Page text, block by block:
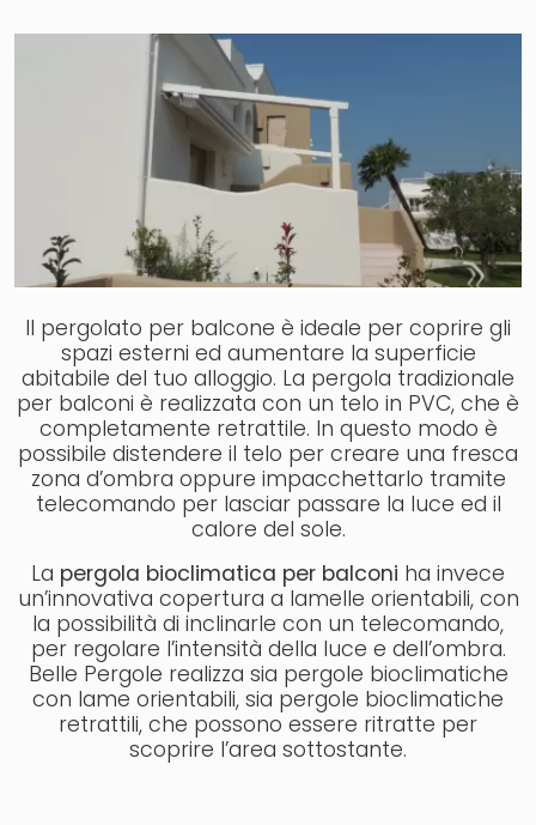
Il pergolato per balcone è ideale per coprire gli
spazi esterni ed aumentare la superficie
abitabile del tuo alloggio. La pergola tradizionale
per balconi è realizzata con un telo in PVC, che è
completamente retrattile. In questo modo è
possibile distendere il telo per creare una fresca
zona d’ombra oppure impacchettarlo tramite
telecomando per lasciar passare la luce ed il
calore del sole.
La pergola bioclimatica per balconi ha invece
un’innovativa copertura a lamelle orientabili, con
la possibilità di inclinarle con un telecomando,
per regolare l’intensità della luce e dell’ombra.
Belle Pergole realizza sia pergole bioclimatiche
con lame orientabili, sia pergole bioclimatiche
retrattili, che possono essere ritratte per
scoprire l’area sottostante.